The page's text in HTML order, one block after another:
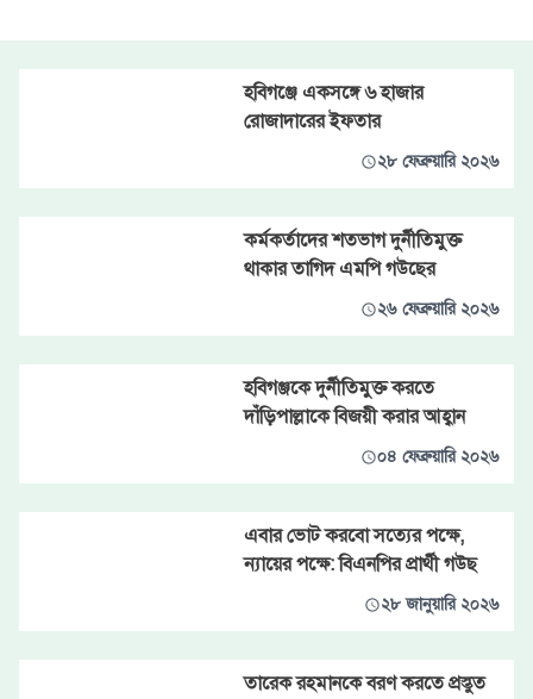
হবিগঞ্জে একসঙ্গে ৬ হাজার
রোজাদারের ইফতার
২৮ ফেব্রুয়ারি ২০২৬
কর্মকর্তাদের শতভাগ দুর্নীতিমুক্ত
থাকার তাগিদ এমপি গউছের
২৬ ফেব্রুয়ারি ২০২৬
হবিগঞ্জকে দুর্নীতিমুক্ত করতে
দাঁড়িপাল্লাকে বিজয়ী করার আহ্বান
০৪ ফেব্রুয়ারি ২০২৬
এবার ভোট করবো সত্যের পক্ষে,
ন্যায়ের পক্ষে: বিএনপির প্রার্থী গউছ
২৮ জানুয়ারি ২০২৬
তারেক রহমানকে বরণ করতে প্রস্তুত